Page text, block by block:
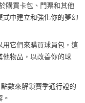
購買卡包、門票和其他
中建立和強化你的夢幻
它們來購買球員包，這
物品，以改善你的球
數來解鎖賽季通行證的